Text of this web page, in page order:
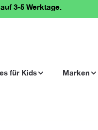
3-5 Werktage.
für Kids Marken